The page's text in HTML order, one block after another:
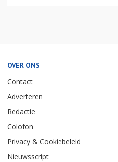
OVER ONS
Contact
Adverteren
Redactie
Colofon
Privacy & Cookiebeleid
Nieuwsscript